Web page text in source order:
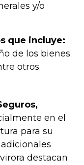
y/o
que incluye:
de los bienes
otros.
en el
para su
destacan